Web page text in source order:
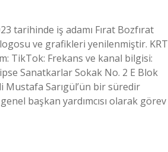
tarihinde iş adamı Fırat Bozfırat
logosu ve grafikleri yenilenmiştir. KRT
TikTok: Frekans ve kanal bilgisi:
Sanatkarlar Sokak No. 2 E Blok
Mustafa Sarıgül’ün bir süredir
başkan yardımcısı olarak görev